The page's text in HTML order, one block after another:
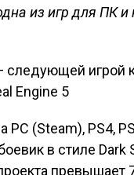
из игр для ПК
(Steam), PS4,
в стиле Dark
превышает